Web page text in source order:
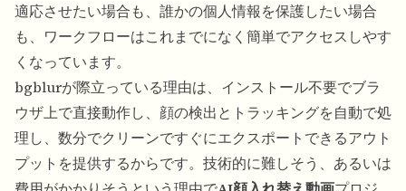
適応させたい場合も、誰かの個人情報を保護したい場合
も、ワークフローはこれまでになく簡単でアクセスしやす
くなっています。
bgblurが際立っている理由は、インストール不要でブラ
ウザ上で直接動作し、顔の検出とトラッキングを自動で処
理し、数分でクリーンですぐにエクスポートできるアウト
プットを提供するからです。技術的に難しそう、あるいは